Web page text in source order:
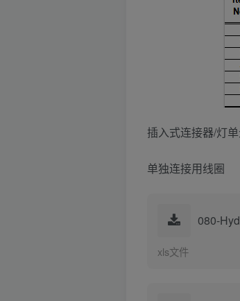
插入式连接器/灯
单独连接用线圈
080-
xls文件